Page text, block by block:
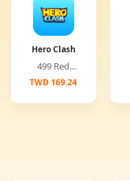
Hero Clash
499 Red
Diamonds
TWD 169.24